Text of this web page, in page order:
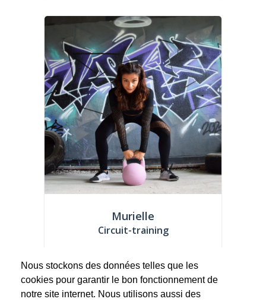
Murielle
Circuit-training
Coach sportive depuis 2 ans et dans le
fitness depuis 12ans, mon diplôme (BPJEPS
AF...
Nous stockons des données telles que les
cookies pour garantir le bon fonctionnement de
notre site internet. Nous utilisons aussi des